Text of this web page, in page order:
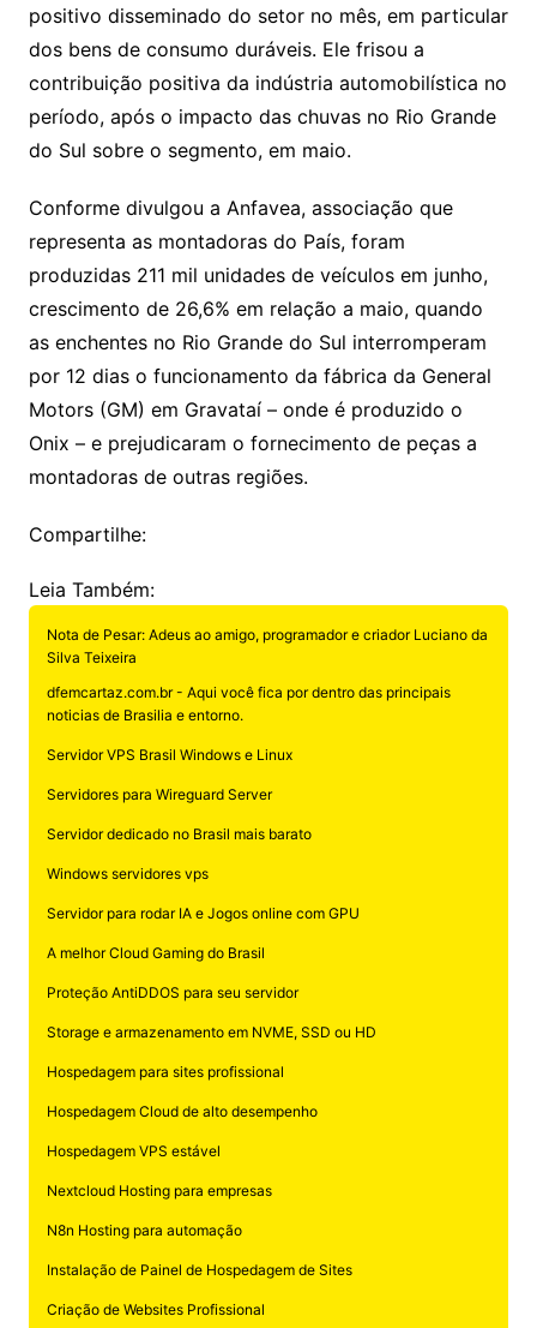
positivo disseminado do setor no mês, em particular
dos bens de consumo duráveis. Ele frisou a
contribuição positiva da indústria automobilística no
período, após o impacto das chuvas no Rio Grande
do Sul sobre o segmento, em maio.
Conforme divulgou a Anfavea, associação que
representa as montadoras do País, foram
produzidas 211 mil unidades de veículos em junho,
crescimento de 26,6% em relação a maio, quando
as enchentes no Rio Grande do Sul interromperam
por 12 dias o funcionamento da fábrica da General
Motors (GM) em Gravataí – onde é produzido o
Onix – e prejudicaram o fornecimento de peças a
montadoras de outras regiões.
Compartilhe:
Leia Também:
Nota de Pesar: Adeus ao amigo, programador e criador Luciano da
Silva Teixeira
dfemcartaz.com.br - Aqui você fica por dentro das principais
noticias de Brasilia e entorno.
Servidor VPS Brasil Windows e Linux
Servidores para Wireguard Server
Servidor dedicado no Brasil mais barato
Windows servidores vps
Servidor para rodar IA e Jogos online com GPU
A melhor Cloud Gaming do Brasil
Proteção AntiDDOS para seu servidor
Storage e armazenamento em NVME, SSD ou HD
Hospedagem para sites profissional
Hospedagem Cloud de alto desempenho
Hospedagem VPS estável
Nextcloud Hosting para empresas
N8n Hosting para automação
Instalação de Painel de Hospedagem de Sites
Criação de Websites Profissional